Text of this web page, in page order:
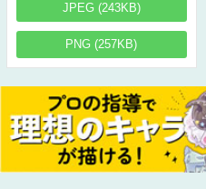
JPEG (243KB)
PNG (257KB)